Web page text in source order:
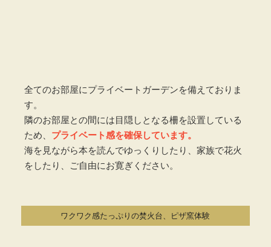
全てのお部屋にプライベートガーデンを備えておりま
す。
隣のお部屋との間には目隠しとなる柵を設置している
ため、 プライベート感を確保しています。
海を見ながら本を読んでゆっくりしたり、家族で花火
をしたり、ご自由にお寛ぎください。
ワクワク感たっぷりの焚火台、ピザ窯体験